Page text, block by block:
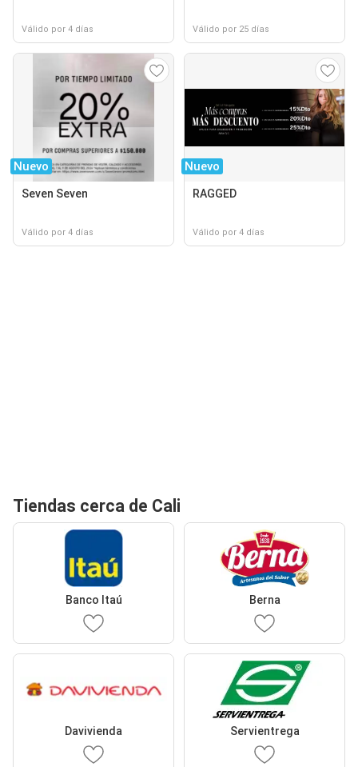
Válido por 4 días Válido por 25 días
Nuevo
Seven Seven
Válido por 4 días
Nuevo
RAGGED
Válido por 4 días
Tiendas cerca de Cali
Banco Itaú Berna
Davivienda Servientrega